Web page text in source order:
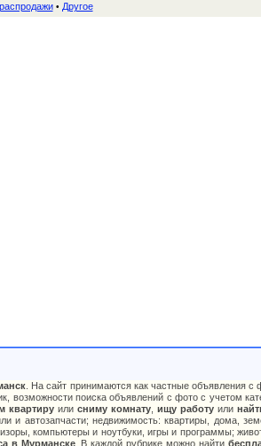
• Другое
. На сайт принимаются как частные объявления
возможности поиска объявлений с фото с учетом
квартиру или сниму комнату ищу работу или
и автозапчасти; недвижимость: квартиры, дома,
компьютеры и ноутбуки, игры и программы;
в Мурманске. В каждой рубрике можно найти